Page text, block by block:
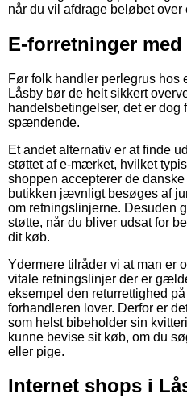
når du vil afdrage beløbet
E-forretninger
Før folk handler perlegrus hos
Låsby bør de helt sikkert
handelsbetingelser, det er dog
spændende.
Et andet alternativ er at finde
støttet af e-mærket, hvilket
shoppen accepterer de
butikken jævnligt besøges af
om retningslinjerne. Desuden
støtte, når du bliver udsat for
dit køb.
Ydermere tilråder vi at man er
vitale retningslinjer der er
eksempel den returrettighed
forhandleren lover. Derfor er
som helst bibeholder sin
kunne bevise sit køb, om du
eller pige.
Internet shops i